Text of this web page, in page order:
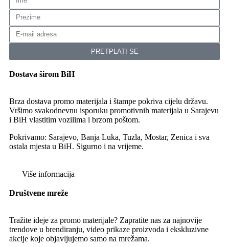
PRETPLATI SE
Dostava širom BiH
Brza dostava promo materijala i štampe pokriva cijelu državu.
Vršimo svakodnevnu isporuku promotivnih materijala u Sarajevu
i BiH vlastitim vozilima i brzom poštom.
Pokrivamo: Sarajevo, Banja Luka, Tuzla, Mostar, Zenica i sva
ostala mjesta u BiH. Sigurno i na vrijeme.
Više informacija
Društvene mreže
Tražite ideje za promo materijale? Zapratite nas za najnovije
trendove u brendiranju, video prikaze proizvoda i ekskluzivne
akcije koje objavljujemo samo na mrežama.